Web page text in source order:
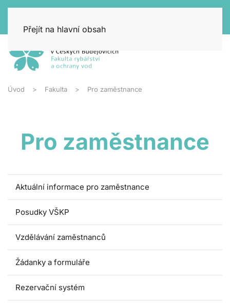
Přejít na hlavní obsah
Úvod Fakulta Pro zaměstnance
Pro zaměstnance
Aktuální informace pro zaměstnance
Posudky VŠKP
Vzdělávání zaměstnanců
Žádanky a formuláře
Rezervační systém